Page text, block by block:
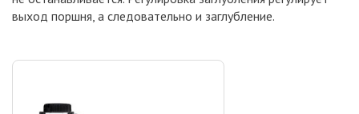
выход поршня, а следовательно и заглубление.